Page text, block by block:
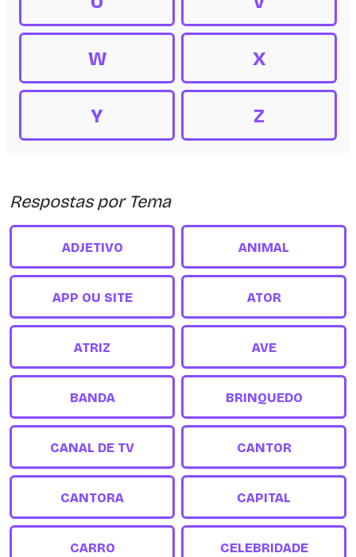
W X
Y Z
Respostas por Tema
ADJETIVO ANIMAL
APP OU SITE ATOR
ATRIZ AVE
BANDA BRINQUEDO
CANAL DE TV CANTOR
CANTORA CAPITAL
CARRO CELEBRIDADE